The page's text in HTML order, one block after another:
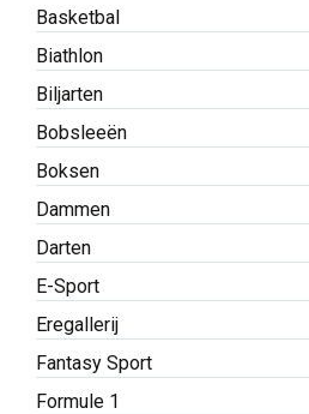
Basketbal
Biathlon
Biljarten
Bobsleeën
Boksen
Dammen
Darten
E-Sport
Eregallerij
Fantasy Sport
Formule 1